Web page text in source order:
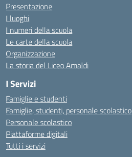
Presentazione
I luoghi
I numeri della scuola
Le carte della scuola
Organizzazione
La storia del Liceo Amaldi
I Servizi
Famiglie e studenti
Famiglie, studenti, personale scolastico
Personale scolastico
Piattaforme digitali
Tutti i servizi